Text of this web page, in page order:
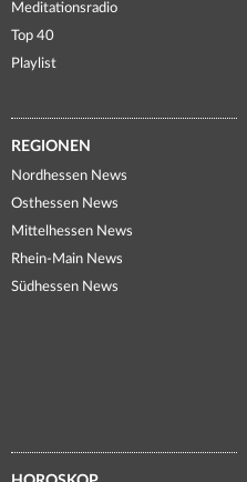
Meditationsradio
Top 40
Playlist
REGIONEN
Nordhessen News
Osthessen News
Mittelhessen News
Rhein-Main News
Südhessen News